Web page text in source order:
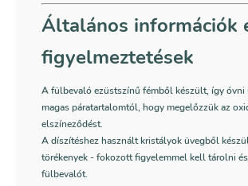
Általános információk
figyelmeztetések
A fülbevaló ezüstszínű fémből készült, így óvni
magas páratartalomtól, hogy megelőzzük az
elszíneződést.
A díszítéshez használt kristályok üvegből
törékenyek - fokozott figyelemmel kell tárolni
fülbevalót.